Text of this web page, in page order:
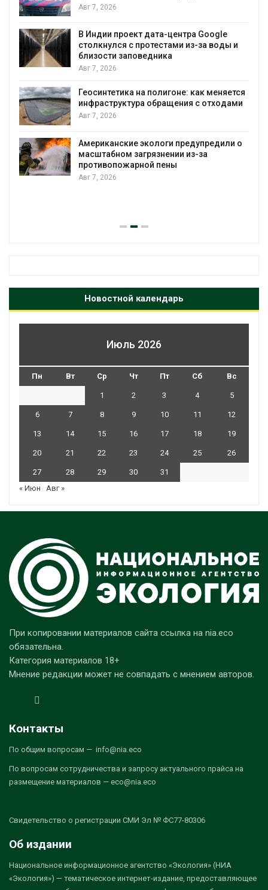
7, 2026
проект дата-центра Google
с протестами из-за воды и
заповедника
7, 2026
на полигоне: как меняется
обращения с отходами
7, 2026
экологи предупредили о
загрязнении из-за
пены
7, 2026
Авг 7, 2026
Авг 7,
Новостной календарь
Июль 2026
Пн Вт Ср Чт Пт Сб Вс
1 2 3 4 5
6 7 8 9 10 11 12
13 14 15 16 17 18 19
20 21 22 23 24 25 26
27 28 29 30
31
« Июн
Авг »
При копировании материалов сайта ссылка на nia.eco
обязательна.
Категория материалов 18+
Мнение редакции может не совпадать с мнением авторов.
Контакты
По общим вопросам — info@nia.eco
По вопросам сотрудничества и запросу актуального прайса на
размещение материалов — eco@nia.eco
Свидетельство о регистрации СМИ Эл № ФС77-80306
Об издании
Национальное информационное агентство «Экология» (НИА
«Экология») — тематическое интернет-издание, предоставляющее